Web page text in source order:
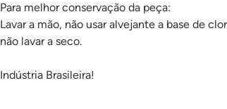
Para melhor conservação da peça:
Lavar a mão, não usar alvejante a base de
não lavar a seco.
Indústria Brasileira!